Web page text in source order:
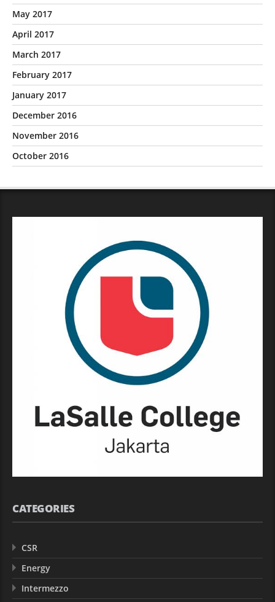
May 2017
April 2017
March 2017
February 2017
January 2017
December 2016
November 2016
October 2016
CATEGORIES
CSR
Energy
Intermezzo